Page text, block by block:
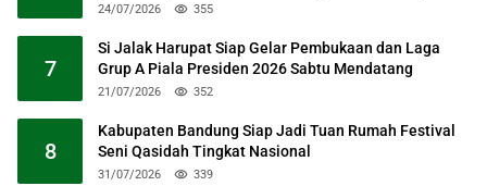
24/07/2026 355
7
Si Jalak Harupat Siap Gelar Pembukaan dan Laga
Grup A Piala Presiden 2026 Sabtu Mendatang
21/07/2026 352
8
Kabupaten Bandung Siap Jadi Tuan Rumah Festival
Seni Qasidah Tingkat Nasional
31/07/2026 339